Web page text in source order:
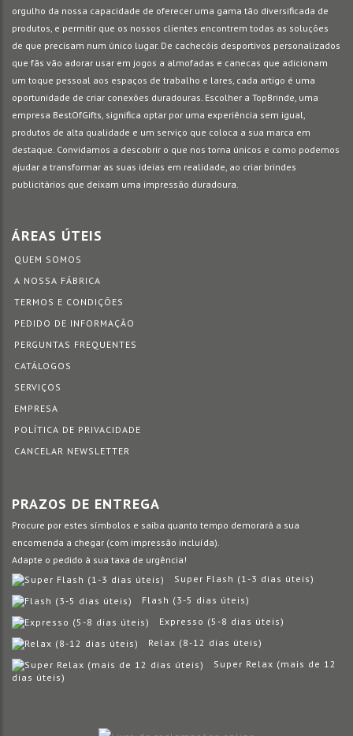
orgulho da nossa capacidade de oferecer uma gama tão diversificada de
produtos, e permitir que os nossos clientes encontrem todas as soluções
de que precisam num único lugar. De cachecóis desportivos personalizados
que fãs vão adorar usar em jogos a almofadas e canecas que adicionam
um toque pessoal aos espaços de trabalho e lares, cada artigo é uma
oportunidade de criar conexões duradouras. Escolher a TopBrinde, uma
empresa BestOfGifts, significa optar por uma experiência sem igual,
produtos de alta qualidade e um serviço que coloca a sua marca em
destaque. Convidamos a descobrir o que nos torna únicos e como podemos
ajudar a transformar as suas ideias em realidade, ao criar brindes
publicitários que deixam uma impressão duradoura.
ÁREAS ÚTEIS
QUEM SOMOS
A NOSSA FÁBRICA
TERMOS E CONDIÇÕES
PEDIDO DE INFORMAÇÃO
PERGUNTAS FREQUENTES
CATÁLOGOS
SERVIÇOS
EMPRESA
POLÍTICA DE PRIVACIDADE
CANCELAR NEWSLETTER
PRAZOS DE ENTREGA
Procure por estes símbolos e saiba quanto tempo demorará a sua
encomenda a chegar (com impressão incluída).
Adapte o pedido à sua taxa de urgência!
Super Flash (1-3 dias úteis)
Flash (3-5 dias úteis)
Expresso (5-8 dias úteis)
Relax (8-12 dias úteis)
Super Relax (mais de 12
dias úteis)